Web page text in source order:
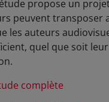
étude propose un
peuvent transposer
les auteurs
quel que soit
complète